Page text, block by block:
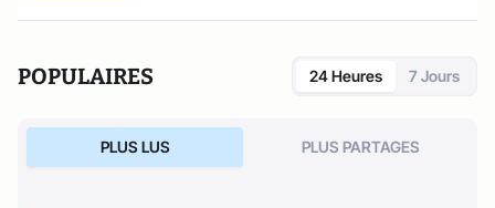
Michel).
POPULAIRES 24 Heures 7 Jours
PLUS LUS PLUS PARTAGES